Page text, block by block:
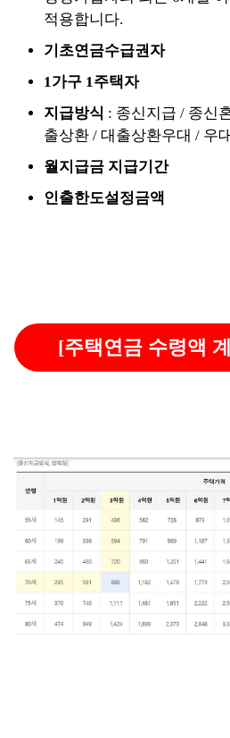
적용합니다.
기초연금수급권자
1가구 1주택자
지급방식 : 종신지급 / 종신
출상환 / 대출상환우대 / 우
월지급금 지급기간
인출한도설정금액
[주택연금 수령액